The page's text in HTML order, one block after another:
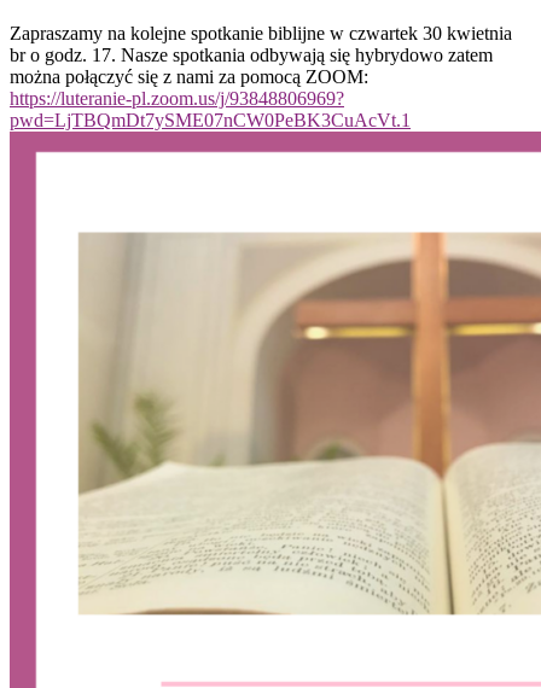
Zapraszamy na kolejne spotkanie biblijne w czwartek 30 kwietnia
br o godz. 17. Nasze spotkania odbywają się hybrydowo zatem
można połączyć się z nami za pomocą ZOOM:
https://luteranie-pl.zoom.us/j/93848806969?
pwd=LjTBQmDt7ySME07nCW0PeBK3CuAcVt.1